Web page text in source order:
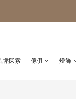
牌探索 傢俱 燈飾